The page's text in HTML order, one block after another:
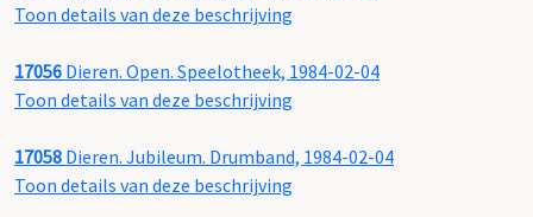
Toon details van deze beschrijving
17056 Dieren. Open. Speelotheek, 1984-02-04
Toon details van deze beschrijving
17058 Dieren. Jubileum. Drumband, 1984-02-04
Toon details van deze beschrijving